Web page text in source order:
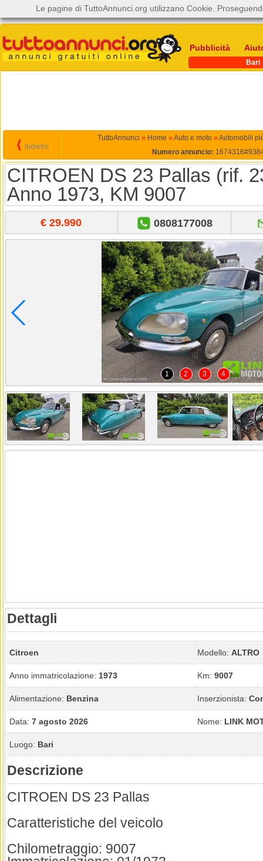
Pubblicità
Bari
⟨ Indietro
TuttoAnnunci » Home » Auto e moto » Automobili
Numero annuncio:
CITROEN DS 23 Pallas (rif.
Anno 1973, KM 9007
€ 29.990 0808177008
1 2 3 4
Dettagli
Citroen Modello: ALTRO
Anno immatricolazione: 1973 Km: 9007
Alimentazione: Benzina Inserzionista:
Data: 7 agosto 2026 Nome: LINK
Luogo: Bari
Descrizione
CITROEN DS 23 Pallas
Caratteristiche del veicolo
Chilometraggio: 9007
Le pagine di TuttoAnnunci.org utilizzano Cookie.